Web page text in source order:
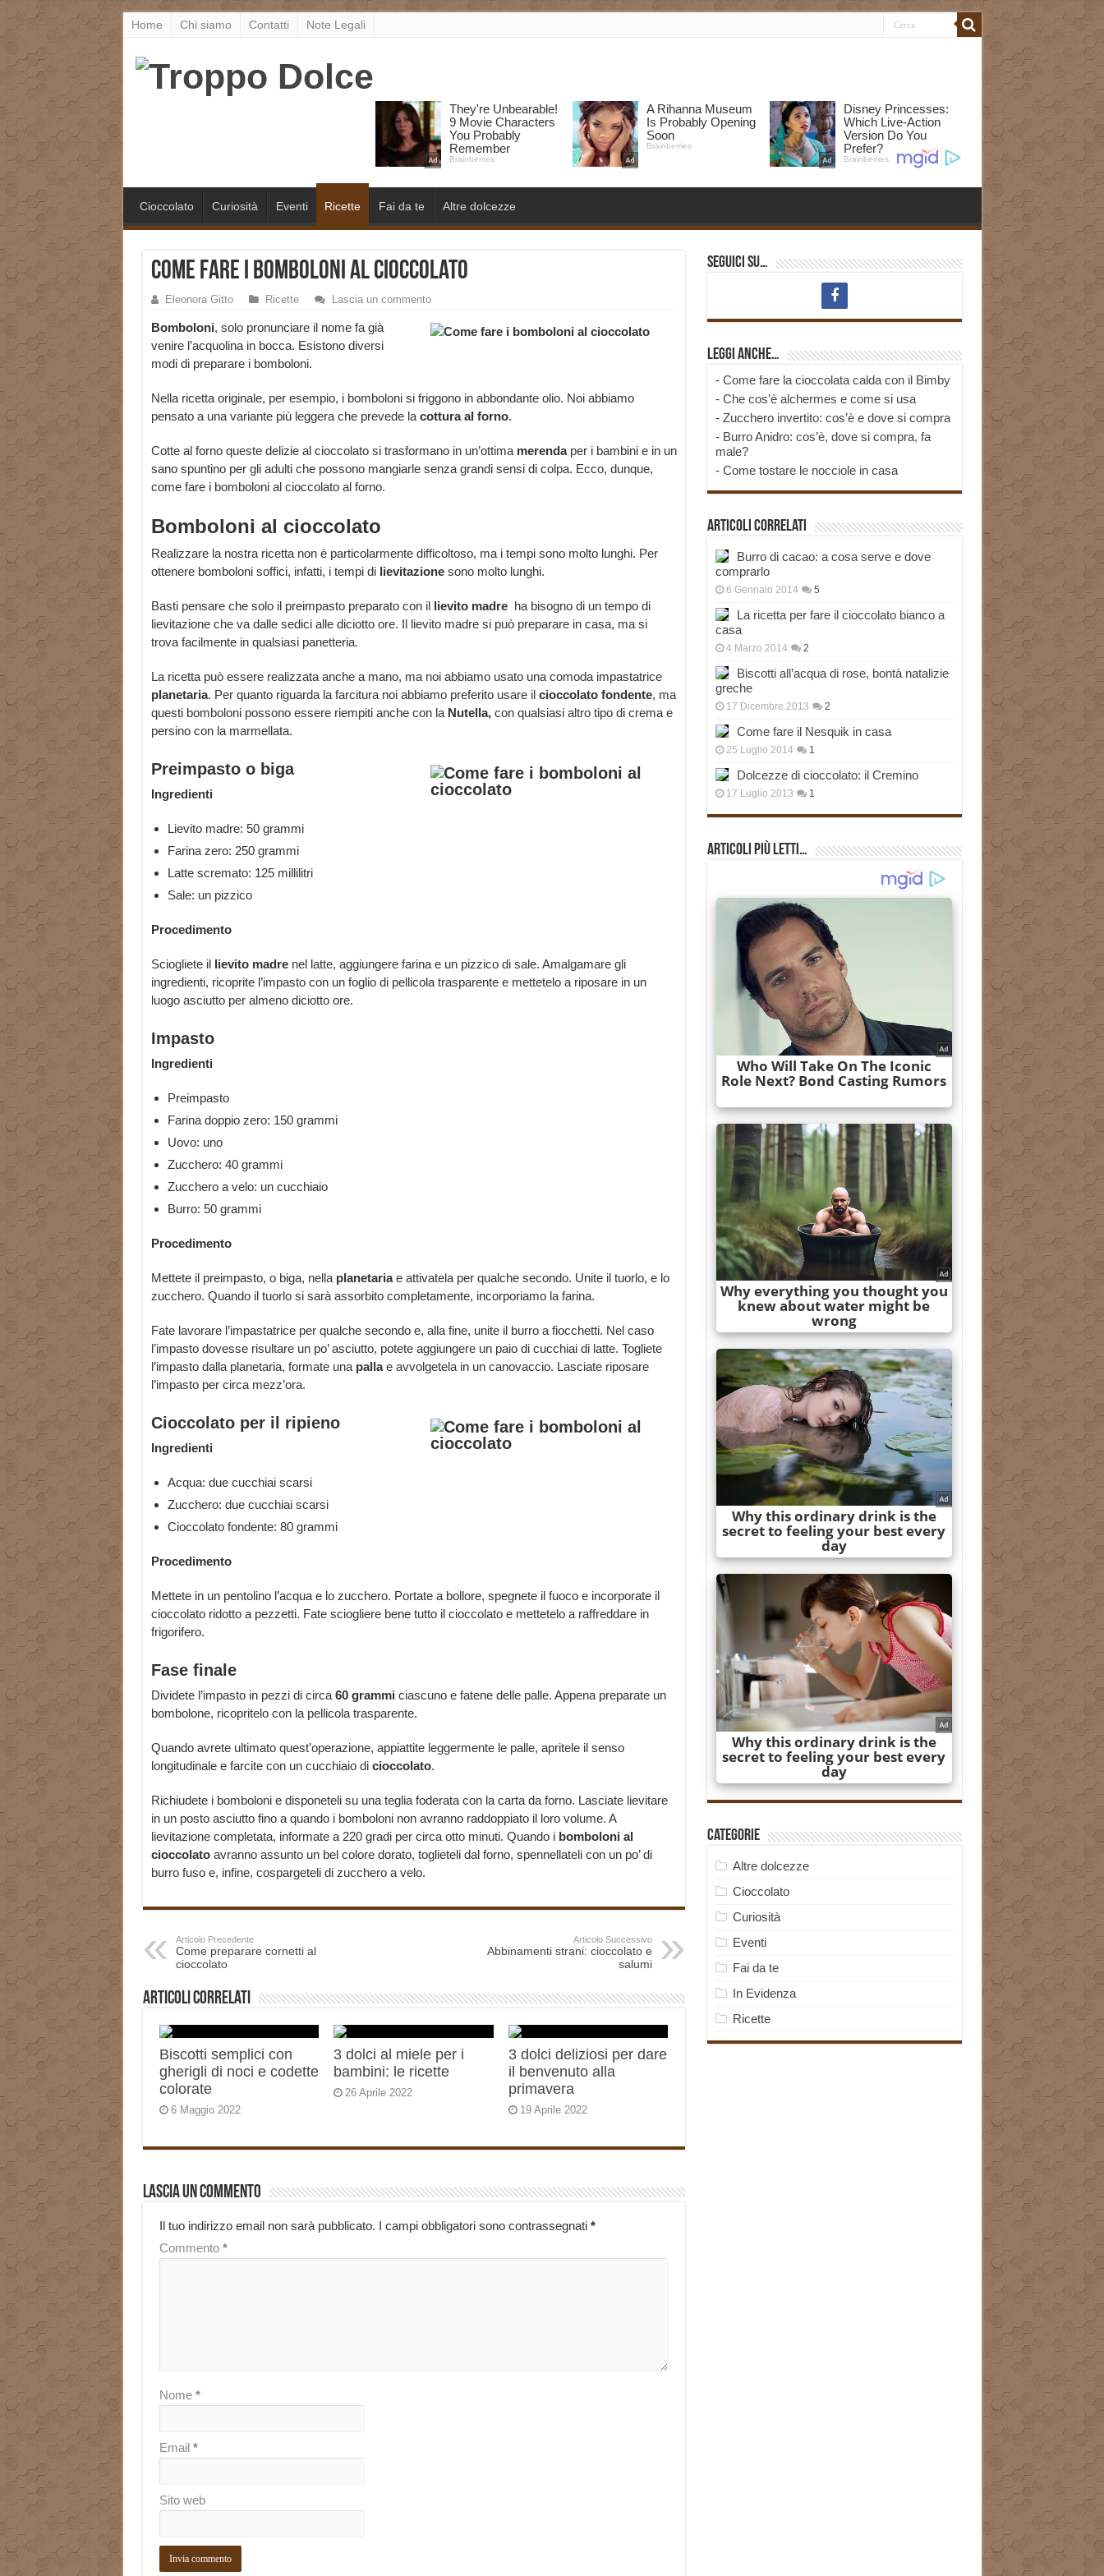
Home Chi siamo Contatti Note Legali
Cioccolato Curiosità Eventi Ricette Fai da te Altre dolcezze
Come fare i bomboloni al cioccolato
Eleonora Gitto Ricette Lascia un commento
Bomboloni, solo pronunciare il nome fa già
venire l’acquolina in bocca. Esistono diversi
modi di preparare i bomboloni.
Nella ricetta originale, per esempio, i bomboloni si friggono in abbondante olio. Noi abbiamo
pensato a una variante più leggera che prevede la cottura al forno.
Cotte al forno queste delizie al cioccolato si trasformano in un’ottima merendaper i bambini e in un
sano spuntino per gli adulti che possono mangiarle senza grandi sensi di colpa. Ecco, dunque,
come fare i bomboloni al cioccolato al forno.
Bomboloni al cioccolato
Realizzare la nostra ricetta non è particolarmente difficoltoso, ma i tempi sono molto lunghi. Per
ottenere bomboloni soffici, infatti, i tempi di lievitazionesono molto lunghi.
Basti pensare che solo il preimpasto preparato con il lievito madreha bisogno di un tempo di
lievitazione che va dalle sedici alle diciotto ore. Il lievito madre si può preparare in casa, ma si
trova facilmente in qualsiasi panetteria.
La ricetta può essere realizzata anche a mano, ma noi abbiamo usato una comoda impastatrice
planetaria. Per quanto riguarda la farcitura noi abbiamo preferito usare il cioccolato fondente, ma
questi bomboloni possono essere riempiti anche con la Nutella, con qualsiasi altro tipo di crema e
persino con la marmellata.
Preimpasto o biga
Ingredienti
Lievito madre: 50 grammi
Farina zero: 250 grammi
Latte scremato: 125 millilitri
Sale: un pizzico
Procedimento
Sciogliete il lievito madrenel latte, aggiungere farina e un pizzico di sale. Amalgamare gli
ingredienti, ricoprite l’impasto con un foglio di pellicola trasparente e mettetelo a riposare in un
luogo asciutto per almeno diciotto ore.
Impasto
Ingredienti
Preimpasto
Farina doppio zero: 150 grammi
Uovo: uno
Zucchero: 40 grammi
Zucchero a velo: un cucchiaio
Burro: 50 grammi
Procedimento
Mettete il preimpasto, o biga, nellaplanetariae attivatela per qualche secondo. Unite il tuorlo, e lo
zucchero. Quando il tuorlo si sarà assorbito completamente, incorporiamo la farina.
Fate lavorare l’impastatrice per qualche secondo e, alla fine, unite il burro a fiocchetti. Nel caso
l’impasto dovesse risultare un po’ asciutto, potete aggiungere un paio di cucchiai di latte. Togliete
l’impasto dalla planetaria, formate unapallae avvolgetela in un canovaccio. Lasciate riposare
l’impasto per circa mezz’ora.
Cioccolato per il ripieno
Ingredienti
Acqua: due cucchiai scarsi
Zucchero: due cucchiai scarsi
Cioccolato fondente: 80 grammi
Procedimento
Mettete in un pentolino l’acqua e lo zucchero. Portate a bollore, spegnete il fuoco e incorporate il
cioccolato ridotto a pezzetti. Fate sciogliere bene tutto il cioccolato e mettetelo a raffreddare in
frigorifero.
Fase finale
Dividete l’impasto in pezzi di circa60 grammi ciascuno e fatene delle palle. Appena preparate un
bombolone, ricopritelo con la pellicola trasparente.
Quando avrete ultimato quest’operazione, appiattite leggermente le palle, apritele il senso
longitudinale e farcite con un cucchiaio di cioccolato.
Richiudete i bomboloni e disponeteli su una teglia foderata con la carta da forno. Lasciate lievitare
in un posto asciutto fino a quando i bomboloni non avranno raddoppiato il loro volume. A
lievitazione completata, informate a 220 gradi per circa otto minuti. Quando ibomboloni al
cioccolatoavranno assunto un bel colore dorato, toglieteli dal forno, spennellateli con un po’ di
burro fuso e, infine, cospargeteli di zucchero a velo.
Articolo Precedente
Come preparare cornetti al
cioccolato
Articolo Successivo
Abbinamenti strani: cioccolato e
salumi
Articoli correlati
Biscotti semplici con
gherigli di noci e codette
colorate
6 Maggio 2022
3 dolci al miele per i
bambini: le ricette
26 Aprile 2022
3 dolci deliziosi per dare
il benvenuto alla
primavera
19 Aprile 2022
Lascia un commento
Il tuo indirizzo email non sarà pubblicato. I campi obbligatori sono contrassegnati *
Commento *
Nome *
Email *
Sito web
Seguici su…
Leggi anche…
- Come fare la cioccolata calda con il Bimby
- Che cos’è alchermes e come si usa
- Zucchero invertito: cos’è e dove si compra
- Burro Anidro: cos’è, dove si compra, fa
male?
- Come tostare le nocciole in casa
Articoli correlati
Burro di cacao: a cosa serve e dove
comprarlo
6 Gennaio 2014 5
La ricetta per fare il cioccolato bianco a
casa
4 Marzo 2014 2
Biscotti all’acqua di rose, bontà natalizie
greche
17 Dicembre 2013 2
Come fare il Nesquik in casa
25 Luglio 2014 1
Dolcezze di cioccolato: il Cremino
17 Luglio 2013 1
Articoli più Letti…
Categorie
Altre dolcezze
Cioccolato
Curiosità
Eventi
Fai da te
In Evidenza
Ricette